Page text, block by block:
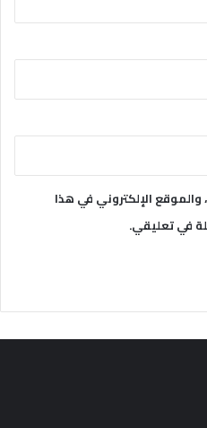
الإلكتروني في هذا
في تعليقي.